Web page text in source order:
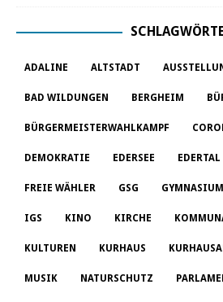
ADALINE ALTSTADT
BAD WILDUNGEN BERGHEIM
BÜRGERMEISTERWAHLKAMPF
DEMOKRATIE EDERSEE EDERTAL
FREIE WÄHLER GSG GYMNASIUM
IGS KINO KIRCHE
KULTUREN KURHAUS
MUSIK NATURSCHUTZ